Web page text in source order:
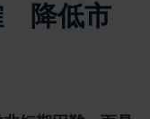
降低市